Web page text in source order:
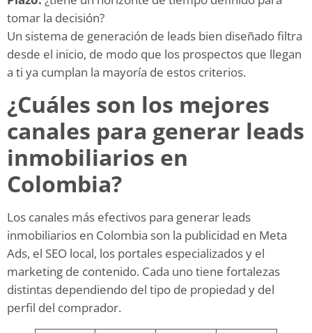
tomar la decisión?
Un sistema de generación de leads bien diseñado filtra
desde el inicio, de modo que los prospectos que llegan
a ti ya cumplan la mayoría de estos criterios.
¿Cuáles son los mejores
canales para generar leads
inmobiliarios en
Colombia?
Los canales más efectivos para generar leads
inmobiliarios en Colombia son la publicidad en Meta
Ads, el SEO local, los portales especializados y el
marketing de contenido. Cada uno tiene fortalezas
distintas dependiendo del tipo de propiedad y del
perfil del comprador.